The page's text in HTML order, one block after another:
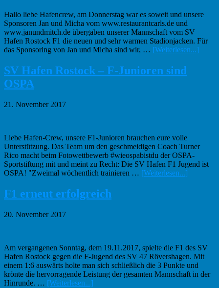
Endrunde
Hallo liebe Hafencrew, am Donnerstag war es soweit und unsere
Sponsoren Jan und Micha vom www.restaurantcarls.de und
www.janundmitch.de übergaben unserer Mannschaft vom SV
Hafen Rostock F1 die neuen und sehr warmen Stadionjacken. Für
das Sponsoring von Jan und Micha sind wir, … [Weiterlesen...]
SV Hafen Rostock – F-Junioren sind
OSPA
21. November 2017
Liebe Hafen-Crew, unsere F1-Junioren brauchen eure volle
Unterstützung. Das Team um den geschmeidigen Coach Turner
Rico macht beim Fotowettbewerb #wieospabistdu der OSPA-
Sportstiftung mit und meint zu Recht: Die SV Hafen F1 Jugend ist
OSPA! "Zweimal wöchentlich trainieren … [Weiterlesen...]
sind
OSPA
F1 erneut erfolgreich
20. November 2017
Am vergangenen Sonntag, dem 19.11.2017, spielte die F1 des SV
Hafen Rostock gegen die F-Jugend des SV 47 Rövershagen. Mit
einem 1:6 auswärts holte man sich schließlich die 3 Punkte und
krönte die hervorragende Leistung der gesamten Mannschaft in der
Hinrunde. … [Weiterlesen...]